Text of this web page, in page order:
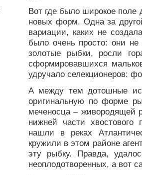
Вот где было широкое поле
новых форм. Одна за
вариации, каких не
было очень просто: они не
золотые рыбки, росли
сформировавшихся
удручало селекционеров:
А между тем дотошные
оригинальную по форме
меченосца – живородящей
нижней части хвостового
нашли в реках
кружили в этом районе
эту рыбку. Правда,
неоплодотворенных, а вот